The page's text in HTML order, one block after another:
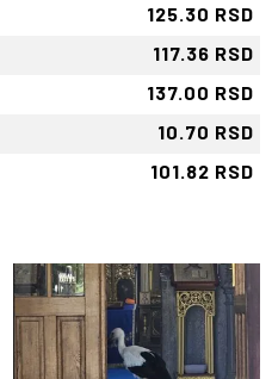
125.30 RSD
117.36 RSD
137.00 RSD
10.70 RSD
101.82 RSD